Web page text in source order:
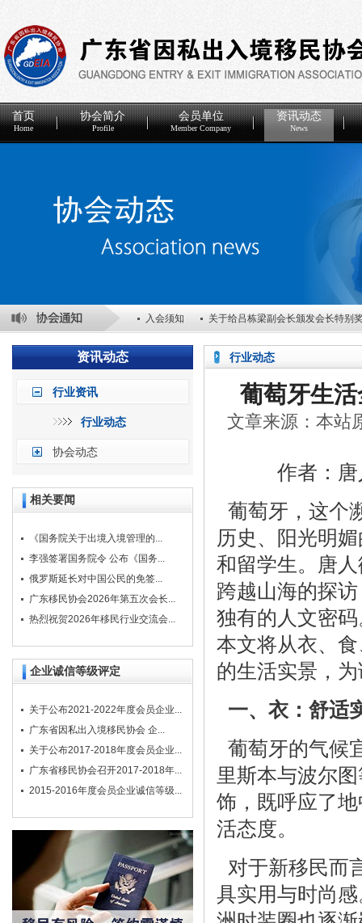
首页
Home
协会简介
Profile
会员单位
Member Company
资讯动态
News
入会须知 关于给吕栋梁副会长颁发会长特别
关于表彰2025年度优秀会员单位的决定 关于
资讯动态
行业资讯
行业动态
协会动态
相关要闻
《国务院关于出境入境管理的...
李强签署国务院令 公布《国务...
俄罗斯延长对中国公民的免签...
广东移民协会2026年第五次会长...
热烈祝贺2026年移民行业交流会...
企业诚信等级评定
关于公布2021-2022年度会员企业...
广东省因私出入境移民协会 企...
关于公布2017-2018年度会员企业...
广东省移民协会召开2017-2018年...
2015-2016年度会员企业诚信等级...
行业动态
葡萄牙生
文章来源：本
作者：
葡萄牙，这个
历史、阳光明
和留学生。唐
跨越山海的探
独有的人文密
本文将从衣、
的生活实景，
一、衣：舒适
葡萄牙的气候
里斯本与波尔
饰，既呼应了
活态度。
对于新移民而
具实用与时尚